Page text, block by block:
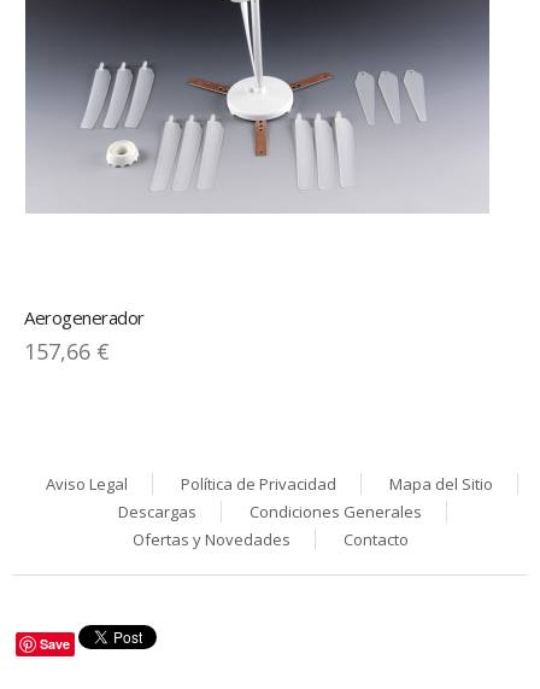
Aerogenerador
157,66 €
Aviso Legal Política de Privacidad
Mapa del Sitio
Descargas
Condiciones Generales
Ofertas y Novedades
Contacto
Save